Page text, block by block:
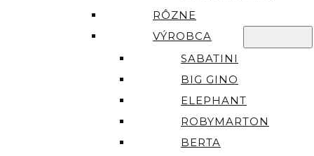
RÔZNE
VÝROBCA
SABATINI
BIG GINO
ELEPHANT
ROBYMARTON
BERTA